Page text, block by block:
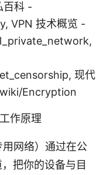
百科 -
VPN 技术概览 -
现代
Encryption
作原理
网络）通过在公
把你的设备与目